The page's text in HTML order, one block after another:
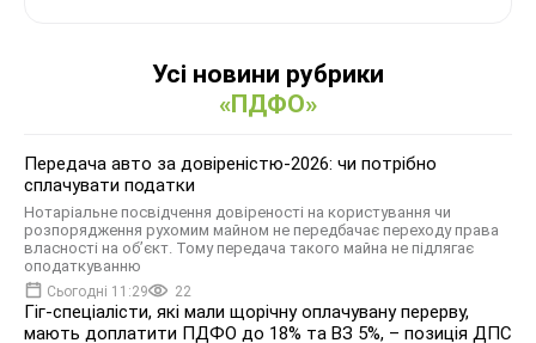
Усі новини рубрики
«ПДФО»
Передача авто за довіреністю-2026: чи потрібно
сплачувати податки
Нотаріальне посвідчення довіреності на користування чи
розпорядження рухомим майном не передбачає переходу права
власності на об’єкт. Тому передача такого майна не підлягає
оподаткуванню
Сьогодні 11:29 22
Гіг-спеціалісти, які мали щорічну оплачувану перерву,
мають доплатити ПДФО до 18% та ВЗ 5%, – позиція ДПС